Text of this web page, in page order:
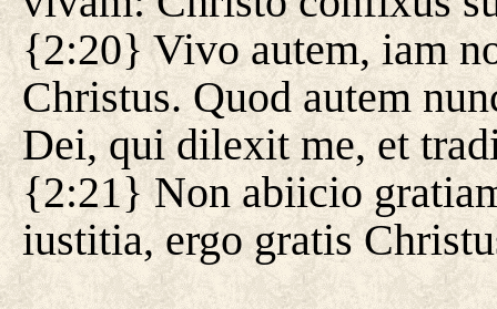
{2:20} Vivo autem, iam
Christus. Quod autem
Dei, qui dilexit me, et
{2:21} Non abiicio
iustitia, ergo gratis